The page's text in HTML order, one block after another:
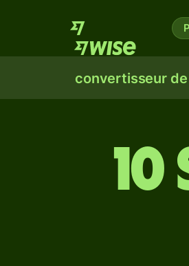
convertisseur